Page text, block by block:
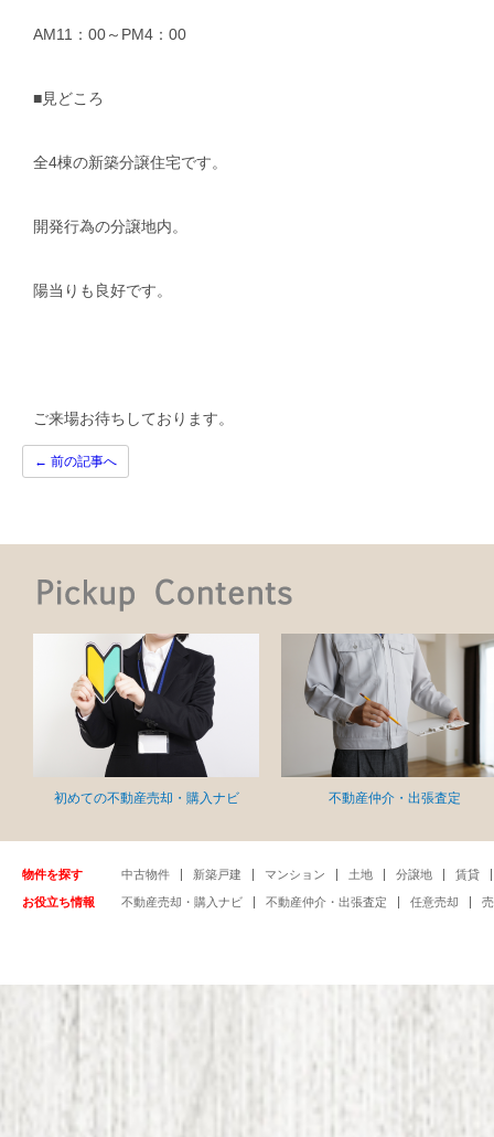
AM11：00～PM4：00
■見どころ
全4棟の新築分譲住宅です。
開発行為の分譲地内。
陽当りも良好です。
ご来場お待ちしております。
← 前の記事へ
初めての不動産売却・購入ナビ 不動産仲介・出張査定
物件を探す 中古物件 新築戸建 マンション 土地 分譲地 賃貸
お役立ち情報 不動産売却・購入ナビ 不動産仲介・出張査定 任意売却